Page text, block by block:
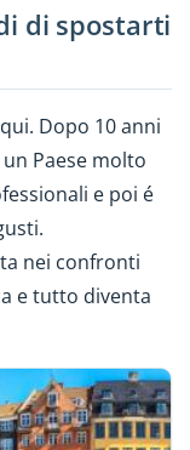
di spostarti
Dopo 10 anni
Paese molto
e poi é
nei confronti
e tutto diventa